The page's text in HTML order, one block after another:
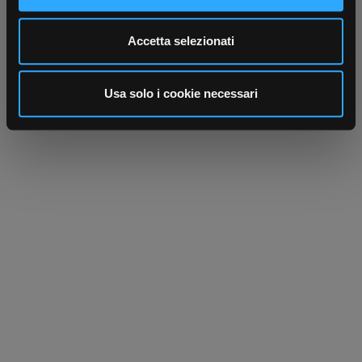
Utilizziamo i cookie per personalizzare contenuti ed
analizzare il nostro traffico. Condividiamo inoltre
informazioni sul modo in cui utilizza il nostro sito con i
nostri partner che si occupano di analisi dei dati web,
pubblicità e social media, i quali potrebbero combinarle
Accetta selezionati
Usa solo i cookie necessari